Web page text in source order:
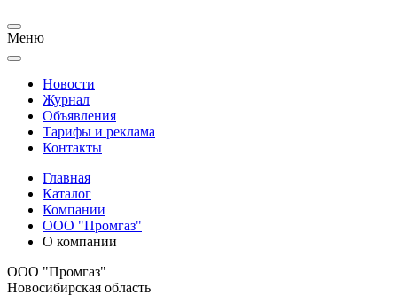
Меню
Новости
Журнал
Объявления
Тарифы и реклама
Контакты
Главная
Каталог
Компании
ООО "Промгаз"
О компании
ООО "Промгаз"
Новосибирская область